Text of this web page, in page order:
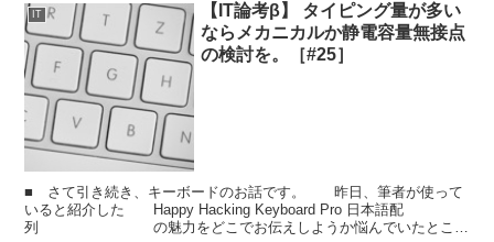
IT
【IT論考β】 タイピング量が多い
ならメカニカルか静電容量無接点
の検討を。［#25］
■ さて引き続き、キーボードのお話です。 昨日、筆者が使って
いると紹介した Happy Hacking Keyboard Pro 日本語配
列 の魅力をどこでお伝えしようか悩んでいたとこ